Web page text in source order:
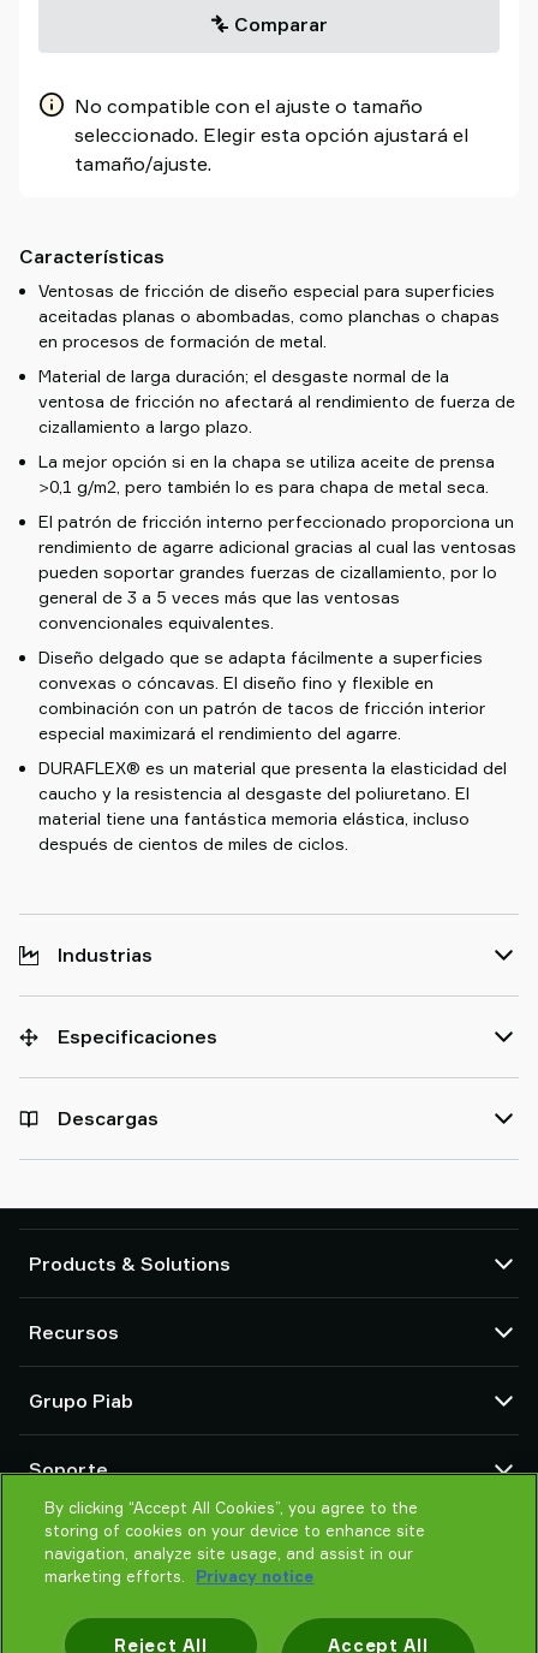
Comparar
No compatible con el ajuste o tamaño
seleccionado. Elegir esta opción ajustará el
tamaño/ajuste.
Características
Ventosas de fricción de diseño especial para superficies
aceitadas planas o abombadas, como planchas o chapas
en procesos de formación de metal.
Material de larga duración; el desgaste normal de la
ventosa de fricción no afectará al rendimiento de fuerza de
cizallamiento a largo plazo.
La mejor opción si en la chapa se utiliza aceite de prensa
>0,1 g/m2, pero también lo es para chapa de metal seca.
El patrón de fricción interno perfeccionado proporciona un
rendimiento de agarre adicional gracias al cual las ventosas
pueden soportar grandes fuerzas de cizallamiento, por lo
general de 3 a 5 veces más que las ventosas
convencionales equivalentes.
Diseño delgado que se adapta fácilmente a superficies
convexas o cóncavas. El diseño fino y flexible en
combinación con un patrón de tacos de fricción interior
especial maximizará el rendimiento del agarre.
DURAFLEX® es un material que presenta la elasticidad del
caucho y la resistencia al desgaste del poliuretano. El
material tiene una fantástica memoria elástica, incluso
después de cientos de miles de ciclos.
Industrias
Especificaciones
Descargas
Products & Solutions
Ventosas y sistemas de agarre delicado
Componentes de herramientas de final de brazo (EOAT) para robots
Soluciones de agarre para robots y cobots
Transportadores por vacío para sólidos en polvo y a granel
Recursos
Configuradores de producto
Términos y condiciones de ventas
Política de Privacidad
Grupo Piab
Organización global
Código de conducta
Noticias
Soporte
Contacto
Encontrar un partner
Ayuda para elegir
By clicking “Accept All Cookies”, you agree to the
storing of cookies on your device to enhance site
navigation, analyze site usage, and assist in our
marketing efforts.
Privacy notice
Accept All
Reject All